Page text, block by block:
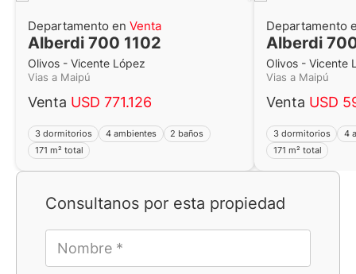
Av. Juramento 1775 - Belgrano - CABA
Consultanos por esta propiedad
Departamento en Venta
Alberdi 700 1102
Olivos - Vicente López
Vias a Maipú
Venta USD 771.126
3 dormitorios 4 ambientes
2 baños
171 m² total
Departamento
Alberdi
Olivos - Vicente
Vias a Maipú
Venta USD
3 dormitorios
4
171 m² total